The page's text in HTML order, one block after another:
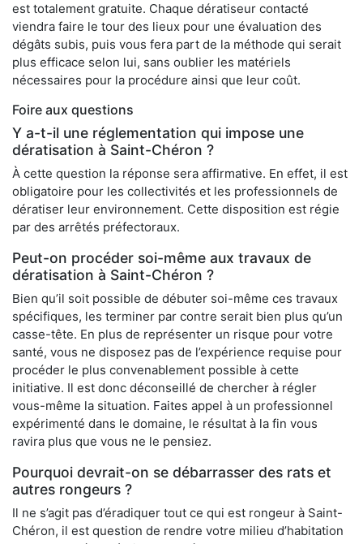
est totalement gratuite. Chaque dératiseur contacté
viendra faire le tour des lieux pour une évaluation des
dégâts subis, puis vous fera part de la méthode qui serait
plus efficace selon lui, sans oublier les matériels
nécessaires pour la procédure ainsi que leur coût.
Foire aux questions
Y a-t-il une réglementation qui impose une
dératisation à Saint-Chéron ?
À cette question la réponse sera affirmative. En effet, il est
obligatoire pour les collectivités et les professionnels de
dératiser leur environnement. Cette disposition est régie
par des arrêtés préfectoraux.
Peut-on procéder soi-même aux travaux de
dératisation à Saint-Chéron ?
Bien qu’il soit possible de débuter soi-même ces travaux
spécifiques, les terminer par contre serait bien plus qu’un
casse-tête. En plus de représenter un risque pour votre
santé, vous ne disposez pas de l’expérience requise pour
procéder le plus convenablement possible à cette
initiative. Il est donc déconseillé de chercher à régler
vous-même la situation. Faites appel à un professionnel
expérimenté dans le domaine, le résultat à la fin vous
ravira plus que vous ne le pensiez.
Pourquoi devrait-on se débarrasser des rats et
autres rongeurs ?
Il ne s’agit pas d’éradiquer tout ce qui est rongeur à Saint-
Chéron, il est question de rendre votre milieu d’habitation